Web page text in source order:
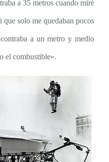
a 35 metros cuando miré
solo me quedaban pocos
a un metro y medio
el combustible».